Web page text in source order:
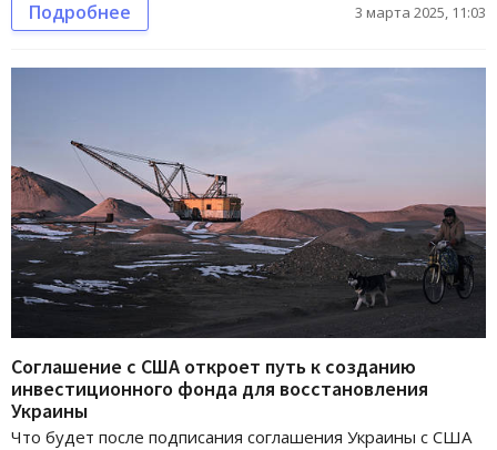
Подробнее 3 марта 2025, 11:03
Соглашение с США откроет путь к созданию
инвестиционного фонда для восстановления
Украины
Что будет после подписания соглашения Украины с США